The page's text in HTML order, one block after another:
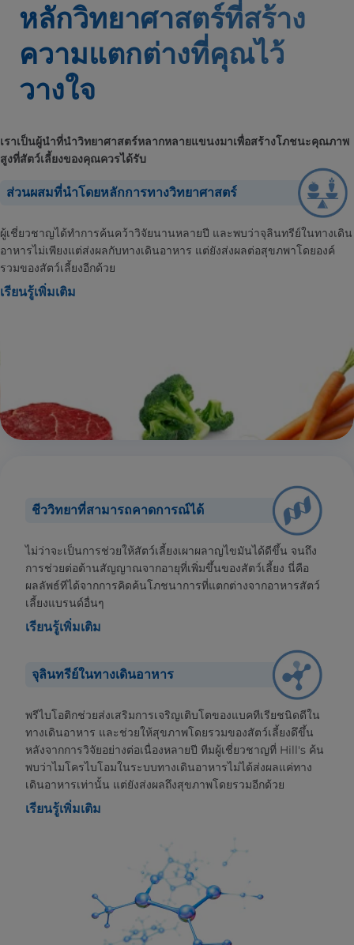
หลักวิทยาศาสตร์ที่สร้าง
ความแตกต่างที่คุณไว้
วางใจ
เราเป็นผู้นำที่นำวิทยาศาสตร์หลากหลายแขนงมาเพื่อสร้างโภชนะคุณภาพ
สูงที่สัตว์เลี้ยงของคุณควรได้รับ
ส่วนผสมที่นำโดยหลักการทางวิทยาศาสตร์
ผู้เชี่ยวชาญได้ทำการค้นคว้าวิจัยนานหลายปี และพบว่าจุลินทรีย์ในทางเดิน
อาหารไม่เพียงแต่ส่งผลกับทางเดินอาหาร แต่ยังส่งผลต่อสุขภพาโดยองค์
รวมของสัตว์เลี้ยงอีกด้วย
เรียนรู้เพิ่มเติม
ชีววิทยาที่สามารถคาดการณ์ได้
ไม่ว่าจะเป็นการช่วยให้สัตว์เลี้ยงเผาผลาญไขมันได้ดีขึ้น จนถึง
การช่วยต่อต้านสัญญาณจากอายุที่เพิ่มขึ้นของสัตว์เลี้ยง นี่คือ
ผลลัพธ์ทีได้จากการคิดค้นโภชนาการที่แตกต่างจากอาหารสัตว์
เลี้ยงแบรนด์อื่นๆ
เรียนรู้เพิ่มเติม
จุลินทรีย์ในทางเดินอาหาร
พรีไบโอติกช่วยส่งเสริมการเจริญเติบโตของแบคทีเรียชนิดดีใน
ทางเดินอาหาร และช่วยให้สุขภาพโดยรวมของสัตว์เลี้ยงดึขึ้น
หลังจากการวิจัยอย่างต่อเนื่องหลายปี ทีมผู้เชี่ยวชาญที่ Hill's ค้น
พบว่าไมโครไบโอมในระบบทางเดินอาหารไม่ได้ส่งผลแค่ทาง
เดินอาหารเท่านั้น แต่ยังส่งผลถึงสุขภาพโดยรวมอีกด้วย
เรียนรู้เพิ่มเติม